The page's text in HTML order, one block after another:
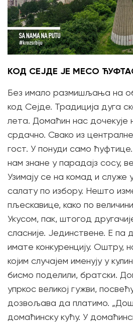
КОД СЕЈДЕ ЈЕ МЕСО
Без имало размишљања на
код Сејде. Традиција дуга
лета. Домаћин нас
срдачно. Свако из
гост. У понуди само
нам знане у парадајз сосу,
Узимају се на комад и служе
салату по избору. Нешто
пљескавице, како по
Укусом, пак, штогод
сласније. Јединствене. Е па
имате конкуренцију. Оштру,
којим случајем именују у
бисмо поделили, братски.
упркос великој гужви,
дозвољава да платимо.
домаћинску кућу. У